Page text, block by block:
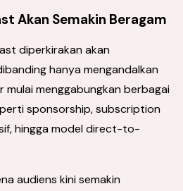
Akan Semakin Beragam
diperkirakan akan
hanya mengandalkan
mulai menggabungkan berbagai
sponsorship, subscription
hingga model direct-to-
audiens kini semakin